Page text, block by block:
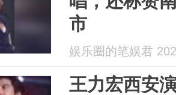
市
娱乐圈的笔娱君
王力宏西安